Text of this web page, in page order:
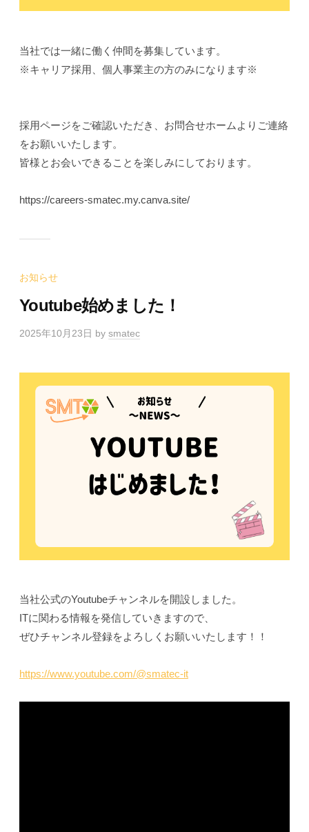
当社では一緒に働く仲間を募集しています。
※キャリア採用、個人事業主の方のみになります※
採用ページをご確認いただき、お問合せホームよりご連絡
をお願いいたします。
皆様とお会いできることを楽しみにしております。
https://careers-smatec.my.canva.site/
お知らせ
Youtube始めました！
2025年10月23日 by smatec
当社公式のYoutubeチャンネルを開設しました。
ITに関わる情報を発信していきますので、
ぜひチャンネル登録をよろしくお願いいたします！！
https://www.youtube.com/@smatec-it